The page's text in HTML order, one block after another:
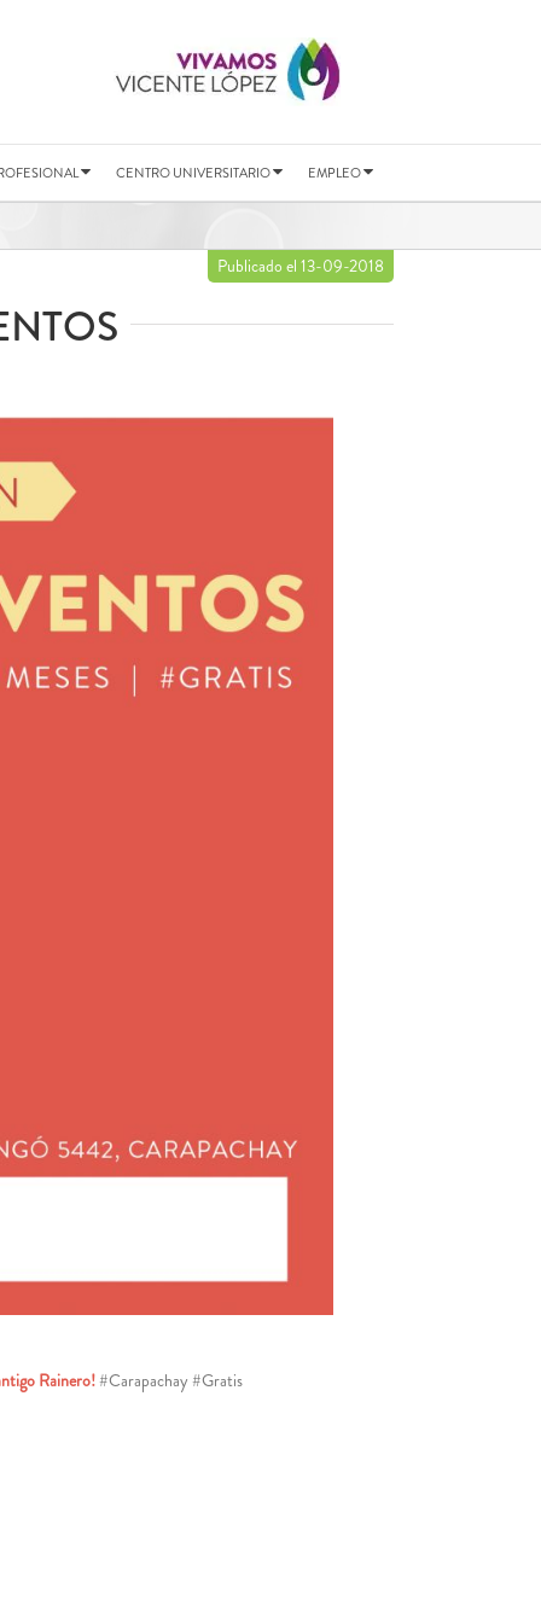
CENTRO UNIVERSITARIO EMPLEO
Publicado el 13-09-2018
Rainero!#Carapachay #Gratis